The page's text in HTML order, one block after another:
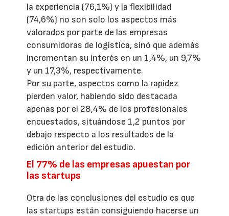
la experiencia (76,1%) y la flexibilidad
(74,6%) no son solo los aspectos más
valorados por parte de las empresas
consumidoras de logística, sinó que además
incrementan su interés en un 1,4%, un 9,7%
y un 17,3%, respectivamente.
Por su parte, aspectos como la rapidez
pierden valor, habiendo sido destacada
apenas por el 28,4% de los profesionales
encuestados, situándose 1,2 puntos por
debajo respecto a los resultados de la
edición anterior del estudio.
El 77% de las empresas apuestan por
las startups
Otra de las conclusiones del estudio es que
las startups están consiguiendo hacerse un